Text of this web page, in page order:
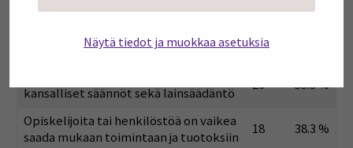
Näytä tiedot ja muokkaa asetuksia
Todennäköisin riski n
kansalliset säännöt sekä lainsäädäntö
26 55.3 %
Opiskelijoita tai henkilöstöä on vaikea
saada mukaan toimintaan ja tuotoksiin
18 38.3 %